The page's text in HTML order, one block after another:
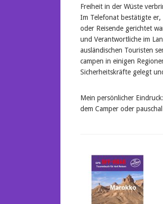
Freiheit in der Wüste
Im Telefonat bestätigte er,
oder Reisende gerichtet
und Verantwortliche im
ausländischen Touristen
campen in einigen
Sicherheitskräfte gelegt
Mein persönlicher
dem Camper oder